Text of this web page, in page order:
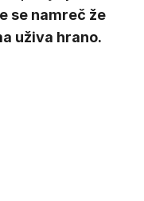
se namreč že
uživa hrano.